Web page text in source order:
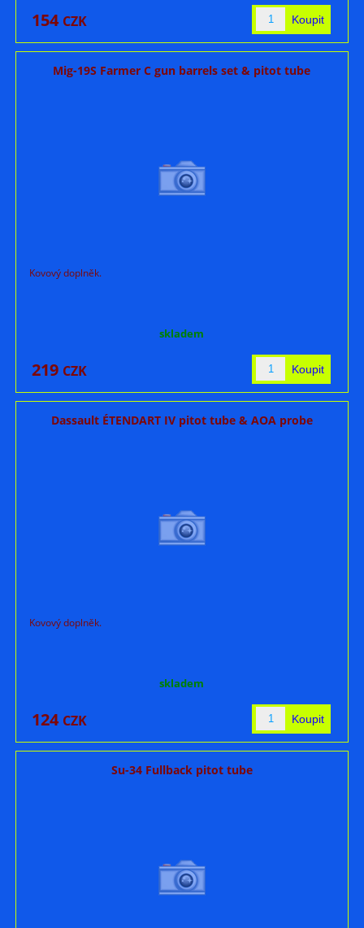
154 CZK
Mig-19S Farmer C gun barrels set & pitot tube
Kovový doplněk.
skladem
219 CZK
Dassault ÉTENDART IV pitot tube & AOA probe
Kovový doplněk.
skladem
124 CZK
Su-34 Fullback pitot tube